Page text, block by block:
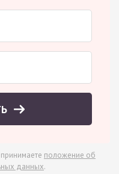
положение об
данных.